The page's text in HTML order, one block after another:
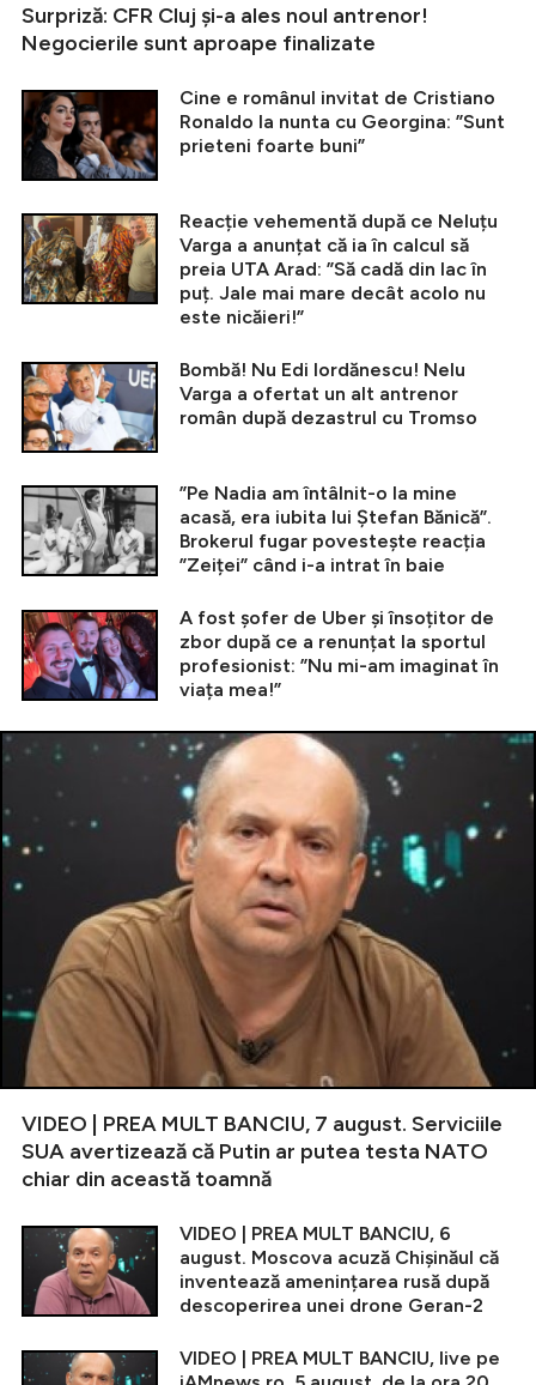
Surpriză: CFR Cluj și-a ales noul antrenor!
Negocierile sunt aproape finalizate
Cine e românul invitat de Cristiano
Ronaldo la nunta cu Georgina: ”Sunt
prieteni foarte buni”
Reacție vehementă după ce Neluțu
Varga a anunțat că ia în calcul să
preia UTA Arad: ”Să cadă din lac în
puț. Jale mai mare decât acolo nu
este nicăieri!”
Bombă! Nu Edi Iordănescu! Nelu
Varga a ofertat un alt antrenor
român după dezastrul cu Tromso
”Pe Nadia am întâlnit-o la mine
acasă, era iubita lui Ștefan Bănică”.
Brokerul fugar povestește reacția
”Zeiței” când i-a intrat în baie
A fost șofer de Uber și însoțitor de
zbor după ce a renunțat la sportul
profesionist: ”Nu mi-am imaginat în
viața mea!”
VIDEO | PREA MULT BANCIU, 7 august. Serviciile
SUA avertizează că Putin ar putea testa NATO
chiar din această toamnă
VIDEO | PREA MULT BANCIU, 6
august. Moscova acuză Chișinăul că
inventează amenințarea rusă după
descoperirea unei drone Geran-2
VIDEO | PREA MULT BANCIU, live pe